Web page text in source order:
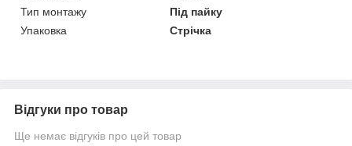
Тип монтажу
Під пайку
Упаковка
Стрічка
Відгуки про товар
Ще немає відгуків про цей товар